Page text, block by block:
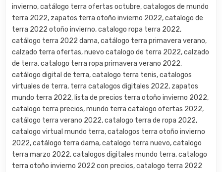
invierno, catálogo terra ofertas octubre, catalogos de mundo
terra 2022, zapatos terra otoño invierno 2022, catalogo de
terra 2022 otoño invierno, catalogo ropa terra 2022,
catálogo terra 2022 dama, catálogo terra primavera verano,
calzado terra ofertas, nuevo catalogo de terra 2022, calzado
de terra, catalogo terra ropa primavera verano 2022,
catálogo digital de terra, catalogo terra tenis, catalogos
virtuales de terra, terra catalogos digitales 2022, zapatos
mundo terra 2022, lista de precios terra otoño invierno 2022,
catalogo terra precios, mundo terra catalogo ofertas 2022,
catálogo terra verano 2022, catalogo terra de ropa 2022,
catalogo virtual mundo terra, catalogos terra otoño invierno
2022, catálogo terra dama, catalogo terra nuevo, catalogo
terra marzo 2022, catalogos digitales mundo terra, catalogo
terra otoño invierno 2022 con precios, catalogo terra 2022